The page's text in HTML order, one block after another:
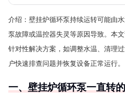
介绍： 壁挂炉循环泵持续运转可能由
泵故障或温控器失灵等原因导致。本
针对性解决方案，如调整水温、清理
户快速排查问题并恢复设备正常运行。
一、壁挂炉循环泵一直转